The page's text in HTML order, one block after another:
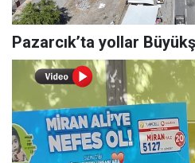
Pazarcık’ta yollar